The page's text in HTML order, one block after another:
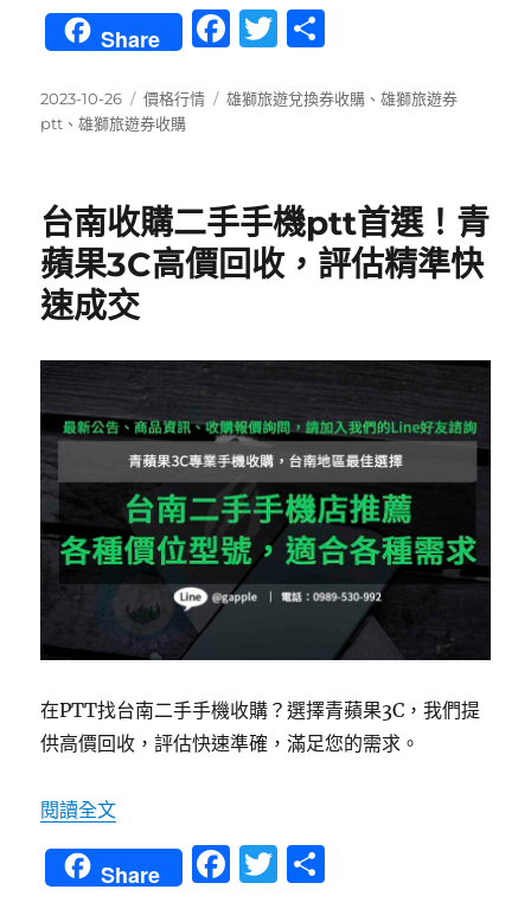
Share
F
c
o
o
k
T
it
發
佈
2023-10-26
分
類
價格行情
標
雄獅旅遊兌換券收購 、雄獅旅遊券
ptt 、雄獅旅遊券收購
台南收購二手手機ptt首選！青
蘋果3C高價回收，評估精準快
速成交
在PTT找台南二手手機收購？選擇青蘋果3C，我們提
供高價回收，評估快速準確，滿足您的需求。
閱讀全文〈台南收購二手手機ptt首選！青蘋果3C高價回
Share
F
T